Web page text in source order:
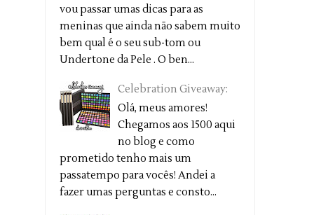
vou passar umas dicas para as
meninas que ainda não sabem muito
bem qual é o seu sub-tom ou
Undertone da Pele . O ben...
Celebration Giveaway:
Olá, meus amores!
Chegamos aos 1500 aqui
no blog e como
prometido tenho mais um
passatempo para vocês! Andei a
fazer umas perguntas e consto...